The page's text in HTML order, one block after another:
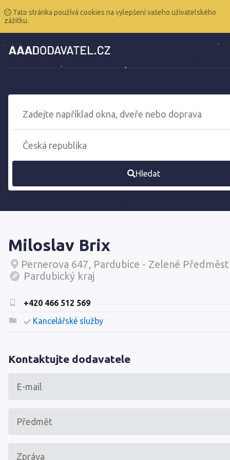
Tato stránka používá cookies na vylepšení vašeho uživatelského
zážitku.
Hledat
Miloslav Brix
Pernerova 647, Pardubice - Zelené
Pardubický kraj
+420 466 512 569
Kancelářské služby
Kontaktujte dodavatele